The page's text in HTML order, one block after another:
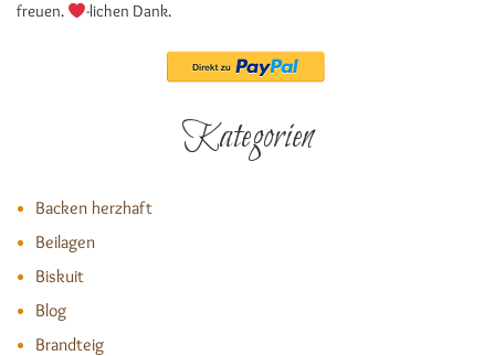
freuen.
-lichen Dank.
Kategorien
Backen herzhaft
Beilagen
Biskuit
Blog
Brandteig